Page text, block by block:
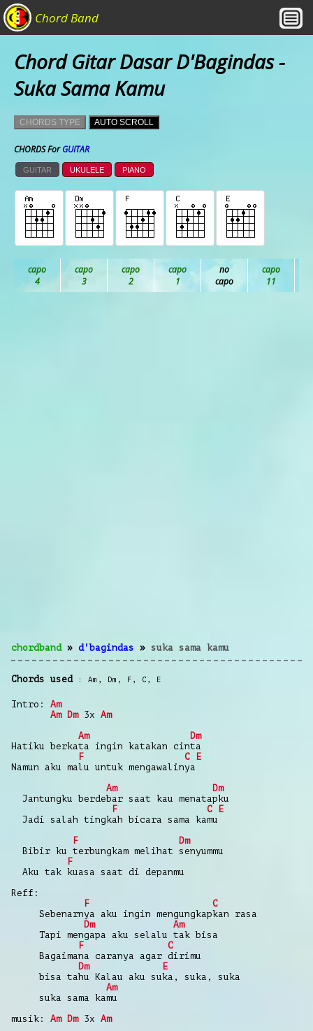
Chord Band
Chord Gitar Dasar D'Bagindas -
Suka Sama Kamu
CHORDS TYPE AUTO SCROLL
CHORDS ForGUITAR
GUITAR UKULELE PIANO
chordband» d'bagindas » suka sama kamu
Chords used Am , Dm , F , C , E
Intro: Am
Am Dm3x Am
Am
Dm
Hatiku berkata ingin katakan cinta
F
C
E
Namun aku malu untuk mengawalinya
Am
Dm
Jantungku berdebar saat kau menatapku
F
C
E
Jadi salah tingkah bicara sama kamu
F
Dm
Bibir ku terbungkam melihat senyummu
F
Aku tak kuasa saat di depanmu
Reff:
F
C
Sebenarnya aku ingin mengungkapkan rasa
Dm
Am
Tapi mengapa aku selalu tak bisa
F
C
Bagaimana caranya agar dirimu
Dm
E
bisa tahu Kalau aku suka, suka, suka
Am
suka sama kamu
musik: Am Dm3x Am